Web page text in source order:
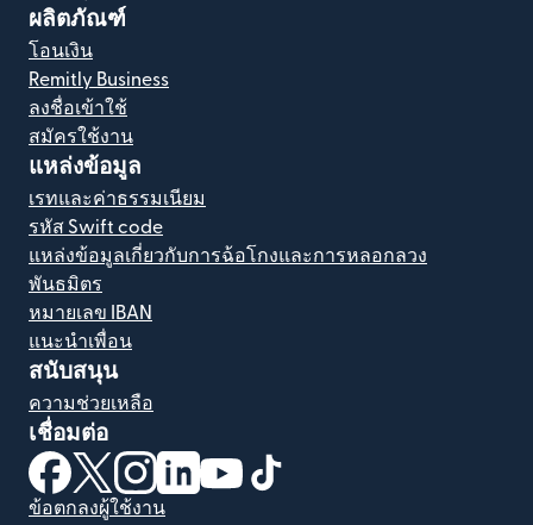
ผลิตภัณฑ์
โอนเงิน
Remitly Business
ลงชื่อเข้าใช้
สมัครใช้งาน
แหล่งข้อมูล
เรทและค่าธรรมเนียม
รหัส Swift code
แหล่งข้อมูลเกี่ยวกับการฉ้อโกงและการหลอกลวง
พันธมิตร
หมายเลข IBAN
แนะนำเพื่อน
สนับสนุน
ความช่วยเหลือ
เชื่อมต่อ
(เปิดในหน้าต่างใหม่)
(เปิดในหน้าต่างใหม่)
(เปิดในหน้าต่างใหม่)
(เปิดในหน้าต่างใหม่)
(เปิดในหน้าต่างใหม่)
ข้อตกลงผู้ใช้งาน